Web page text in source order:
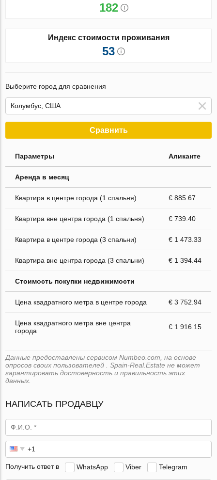
182
Индекс стоимости проживания
53
Выберите город для сравнения
Сравнить
Параметры Аликанте
Аренда в месяц
Квартира в центре города (1 спальня) € 885.67
Квартира вне центра города (1 спальня) € 739.40
Квартира в центре города (3 спальни) € 1 473.33
Квартира вне центра города (3 спальни) € 1 394.44
Стоимость покупки недвижимости
Цена квадратного метра в центре города € 3 752.94
Цена квадратного метра вне центра
города
€ 1 916.15
Данные предоставлены сервисом Numbeo.com, на основе
опросов своих пользователей . Spain-Real.Estate не может
гарантировать достоверность и правильность этих
данных.
НАПИСАТЬ ПРОДАВЦУ
Получить ответ в WhatsApp Viber Telegram